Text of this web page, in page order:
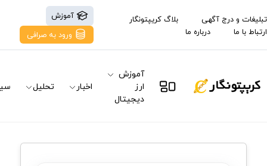
تبلیغات و درج آگهی
بلاگ کریپتونگار
ارتباط با ما
درباره ما
آموزش
ورود به صرافی
آموزش
ارز
دیجیتال
اخبار تحلیل